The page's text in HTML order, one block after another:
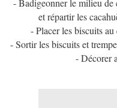
- Badigeonner le milieu de
et répartir les
- Placer les biscuits
- Sortir les biscuits et
- Décorer